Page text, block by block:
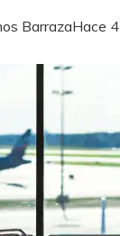
BarrazaHace 4